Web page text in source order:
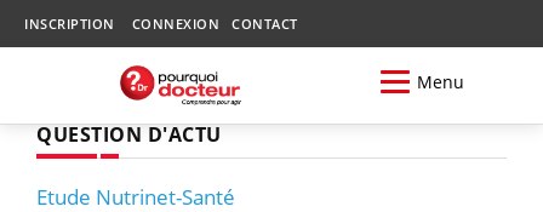
INSCRIPTION CONNEXION CONTACT
Menu
QUESTION D'ACTU
Etude Nutrinet-Santé